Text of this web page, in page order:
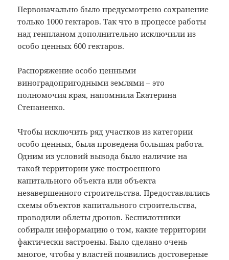
Первоначально было предусмотрено сохранение
только 1000 гектаров. Так что в процессе работы
над генпланом дополнительно исключили из
особо ценных 600 гектаров.
Распоряжение особо ценными
виноградопригодными землями – это
полномочия края, напомнила Екатерина
Степаненко.
Чтобы исключить ряд участков из категории
особо ценных, была проведена большая работа.
Одним из условий вывода было наличие на
такой территории уже построенного
капитального объекта или объекта
незавершенного строительства. Предоставлялись
схемы объектов капитального строительства,
проводили облеты дронов. Беспилотники
собирали информацию о том, какие территории
фактически застроены. Было сделано очень
многое, чтобы у властей появились достоверные